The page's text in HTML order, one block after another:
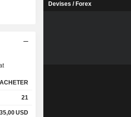
ACHETER
21
USD
Devises / Forex